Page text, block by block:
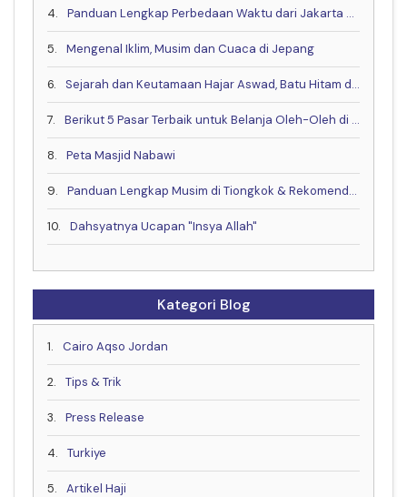
4. Panduan Lengkap Perbedaan Waktu dari Jakarta ke China, Eropa dan Negara Lain
5. Mengenal Iklim, Musim dan Cuaca di Jepang
6. Sejarah dan Keutamaan Hajar Aswad, Batu Hitam dari Surga
7. Berikut 5 Pasar Terbaik untuk Belanja Oleh-Oleh di Kota Makkah
8. Peta Masjid Nabawi
9. Panduan Lengkap Musim di Tiongkok & Rekomendasi Waktu Terbaik untuk Berkunjung!
10. Dahsyatnya Ucapan "Insya Allah"
Kategori Blog
1. Cairo Aqso Jordan
2. Tips & Trik
3. Press Release
4. Turkiye
5. Artikel Haji